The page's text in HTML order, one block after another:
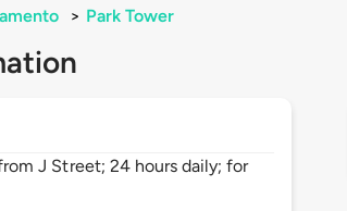
> Park Tower
J Street; 24 hours daily; for